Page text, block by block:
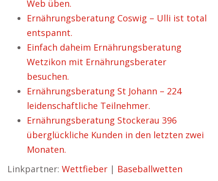
Web üben.
Ernährungsberatung Coswig – Ulli ist total
entspannt.
Einfach daheim Ernährungsberatung
Wetzikon mit Ernährungsberater
besuchen.
Ernährungsberatung St Johann – 224
leidenschaftliche Teilnehmer.
Ernährungsberatung Stockerau 396
überglückliche Kunden in den letzten zwei
Monaten.
Linkpartner: Wettfieber | Baseballwetten